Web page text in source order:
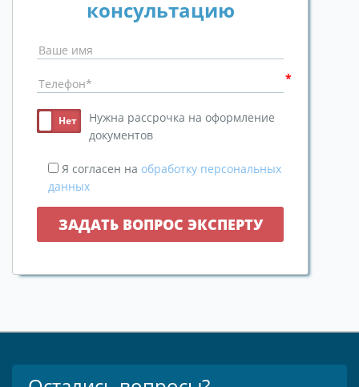
консультацию
Нужна рассрочка на оформление
документов
Я согласен на обработку персональных
данных